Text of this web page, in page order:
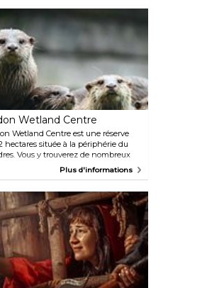
à l'extérieur du château,
labyrinthe, les
et un grand parc. Parmi les
citons les visites et les
ainsi que l'exposition
du château.
Wetland Centre
Wetland Centre est une réserve
hectares située à la périphérie du
Vous y trouverez de nombreux
de magnifiques lacs, des jardins
avoir la chance d'apercevoir une
Vous pouvez également faire une
avant de vous détendre au
Il existe des zones d'aventure
pour les enfants.
Plus d'informations